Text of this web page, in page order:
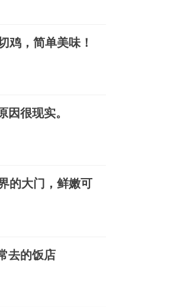
鸡，简单美味！
因很现实。
的大门，鲜嫩可
去的饭店